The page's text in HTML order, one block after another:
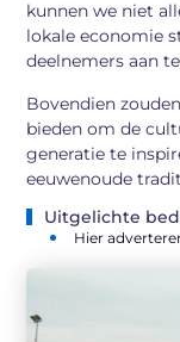
kunnen we niet
lokale economie
deelnemers aan
Bovendien
bieden om de
generatie te
eeuwenoude
Uitgelichte
Hier